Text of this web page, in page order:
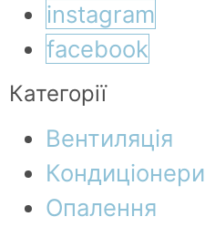
instagram
facebook
Категорії
Вентиляція
Кондиціонери
Опалення